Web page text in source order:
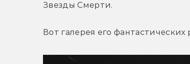
Звезды Смерти.
Вот галерея его